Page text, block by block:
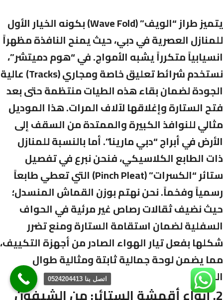
يتميز طراز “الويف” (Wave Fold) بكونه الخيار الأول
للمنازل العصرية في دبي، حيث يمنح النافذة مظهراً
انسيابياً متكرراً يشبه الأمواج. في “هوم دميتشر”،
نستخدم شرائط تعليق خاصة ومجاري (Tracks) عالية
الجودة لضمان بقاء هذه الطيات منتظمة حتى بعد
فتح الستارة وإغلاقها لآلاف المرات. هذا الموديل
مثالي للنوافذ الكبيرة والممتدة من السقف إلى
الأرض في أبراج “دبي مارينا”. أما بالنسبة للمنازل
ذات الطابع الكلاسيكي، فنحن نبرع في تفصيل
ستائر “الكسرات” (Pinch Pleat) التي تعطي طابعاً
رسمياً وفخماً. نحن نهتم بوزن القماش المنسدل؛
حيث نضيف ثقالات رصاص غير مرئية في الحواف
السفلية لضمان استقامة الستارة ومنع تضرر
شكلها بفعل تيار الهواء الصادر من أجهزة التكييف،
مما يضمن لوحة جمالية ثابتة ومثالية طوال
الوقت.
اتصل بنا 0524204413